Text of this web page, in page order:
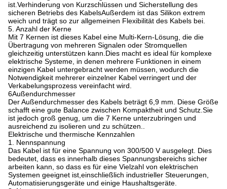
ist.Verhinderung von Kurzschlüssen und Sicherstellung des
sicheren Betriebs des KabelsAußerdem ist das Silikon extrem
weich und trägt so zur allgemeinen Flexibilität des Kabels bei.
5. Anzahl der Kerne
Mit 7 Kernen ist dieses Kabel eine Multi-Kern-Lösung, die die
Übertragung von mehreren Signalen oder Stromquellen
gleichzeitig unterstützen kann.Dies macht es ideal für komplexe
elektrische Systeme, in denen mehrere Funktionen in einem
einzigen Kabel untergebracht werden müssen, wodurch die
Notwendigkeit mehrerer einzelner Kabel verringert und der
Verkabelungsprozess vereinfacht wird.
6Außendurchmesser
Der Außendurchmesser des Kabels beträgt 6,9 mm. Diese Größe
schafft eine gute Balance zwischen Kompaktheit und Schutz.Sie
ist jedoch groß genug, um die 7 Kerne unterzubringen und
ausreichend zu isolieren und zu schützen..
Elektrische und thermische Kennzahlen
1. Nennspannung
Das Kabel ist für eine Spannung von 300/500 V ausgelegt. Dies
bedeutet, dass es innerhalb dieses Spannungsbereichs sicher
arbeiten kann, so dass es für eine Vielzahl von elektrischen
Systemen geeignet ist,einschließlich industrieller Steuerungen,
Automatisierungsgeräte und einige Haushaltsgeräte.